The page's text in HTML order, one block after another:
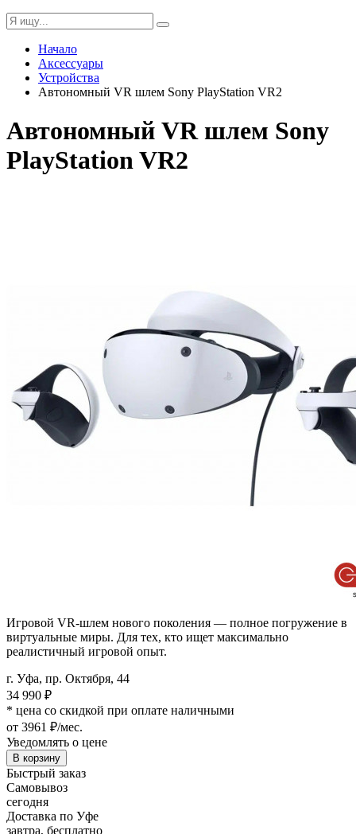
Начало
Аксессуары
Устройства
Автономный VR шлем Sony PlayStation VR2
Автономный VR шлем Sony
PlayStation VR2
Игровой VR-шлем нового поколения — полное погружение в
виртуальные миры. Для тех, кто ищет максимально
реалистичный игровой опыт.
г. Уфа, пр. Октября, 44
34 990 ₽
* цена со скидкой при оплате наличными
от 3961 ₽/мес.
Уведомлять о цене
В корзину
Быстрый заказ
Самовывоз
сегодня
Доставка по Уфе
завтра, бесплатно